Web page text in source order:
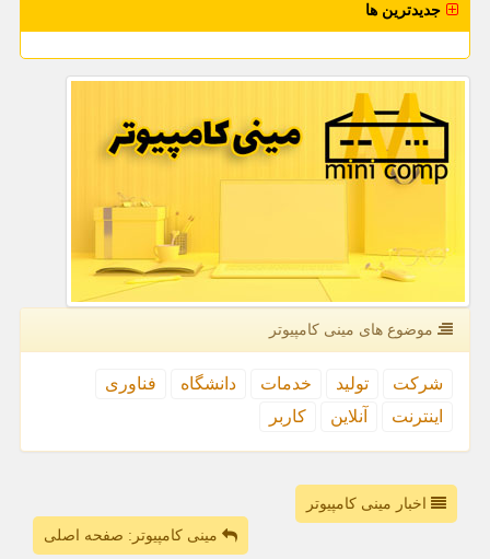
جدیدترین ها
موضوع های مینی كامپیوتر
شركت تولید خدمات دانشگاه
فناوری
اینترنت
آنلاین كاربر
اخبار مینی کامپیوتر
مینی کامپیوتر: صفحه اصلی